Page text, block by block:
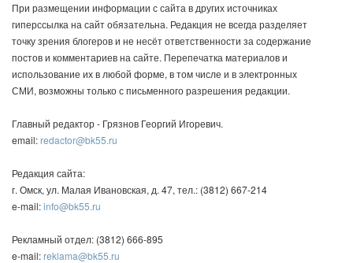
При размещении информации с сайта в других источниках
гиперссылка на сайт обязательна. Редакция не всегда разделяет
точку зрения блогеров и не несёт ответственности за содержание
постов и комментариев на сайте. Перепечатка материалов и
использование их в любой форме, в том числе и в электронных
СМИ, возможны только с письменного разрешения редакции.
Главный редактор - Грязнов Георгий Игоревич.
email:redactor@bk55.ru
Редакция сайта:
г. Омск, ул. Малая Ивановская, д. 47, тел.: (3812) 667-214
e-mail:info@bk55.ru
Рекламный отдел: (3812) 666-895
e-mail:reklama@bk55.ru